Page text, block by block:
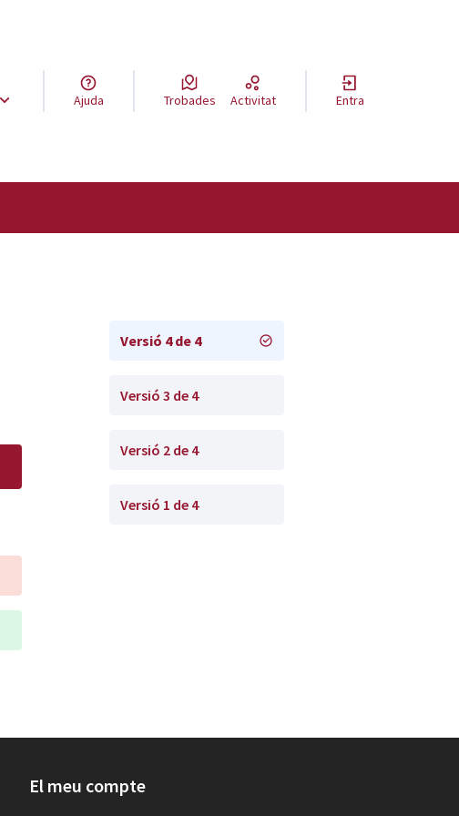
Triar la llengua
Elegir el idioma
Ajuda Trobades Activitat Entra
Versió 4 de 4
Versió 3 de 4
Versió 2 de 4
Versió 1 de 4
El meu compte